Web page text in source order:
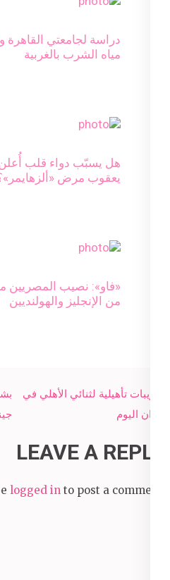
دراسة لجامعتي
مياه الشرب بالغربية
هل يسبّب دواء قلب
يعقوب مرض
«فاو»: نصيب المصريين
من الإنجليز والهولنديين
Post
navigation
تدريبات تأهيلية لثنائي الأهلي في
مران اليوم
LEAVE A REPLY
logged in to post a comment.